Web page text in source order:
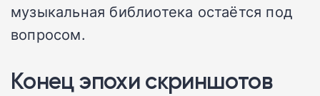
музыкальная библиотека остаётся под
вопросом.
Конец эпохи скриншотов